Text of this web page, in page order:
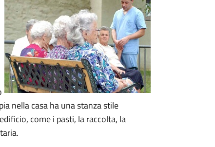
nella casa ha una stanza stile
come i pasti, la raccolta, la